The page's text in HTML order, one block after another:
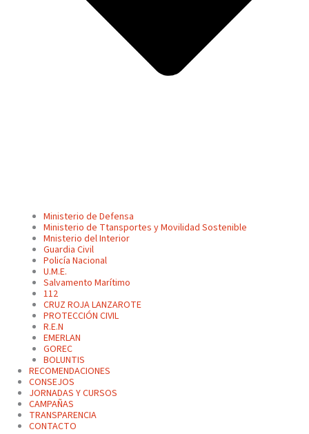
Ministerio de Defensa
Ministerio de Ttansportes y Movilidad Sostenible
Mnisterio del Interior
Guardia Civil
Policía Nacional
U.M.E.
Salvamento Marítimo
112
CRUZ ROJA LANZAROTE
PROTECCIÓN CIVIL
R.E.N
EMERLAN
GOREC
BOLUNTIS
RECOMENDACIONES
CONSEJOS
JORNADAS Y CURSOS
CAMPAÑAS
TRANSPARENCIA
CONTACTO